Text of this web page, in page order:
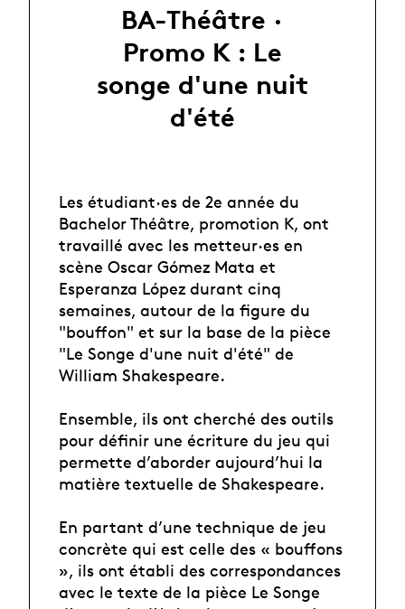
BA-Théâtre ·
Promo K : Le
songe d'une nuit
d'été
Les étudiant·es de 2e année du
Bachelor Théâtre, promotion K, ont
travaillé avec les metteur·es en
scène Oscar Gómez Mata et
Esperanza López durant cinq
semaines, autour de la figure du
"bouffon" et sur la base de la pièce
"Le Songe d'une nuit d'été" de
William Shakespeare.
Ensemble, ils ont cherché des outils
pour définir une écriture du jeu qui
permette d’aborder aujourd’hui la
matière textuelle de Shakespeare.
En partant d’une technique de jeu
concrète qui est celle des « bouffons
», ils ont établi des correspondances
avec le texte de la pièce Le Songe